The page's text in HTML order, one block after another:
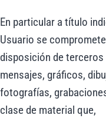
En particular a título
Usuario se
disposición de
mensajes, gráficos,
fotografías,
clase de material que,